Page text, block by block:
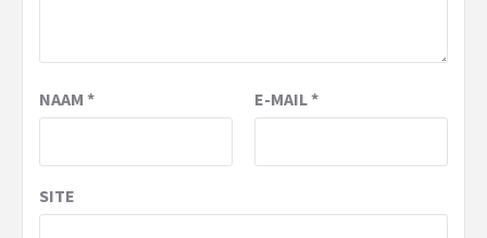
NAAM * E-MAIL*
SITE